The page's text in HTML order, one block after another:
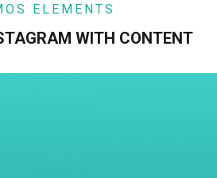
ELEMENTS
WITH CONTENT